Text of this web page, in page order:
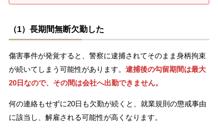
（1）長期間無断欠勤した
傷害事件が発覚すると、警察に逮捕されてそのまま身柄拘束
が続いてしまう可能性があります。 逮捕後の勾留期間は最大
20日なので、その間は会社へ出勤できません。
何の連絡もせずに20日も欠勤が続くと、就業規則の懲戒事由
に該当し、解雇される可能性が高くなります。